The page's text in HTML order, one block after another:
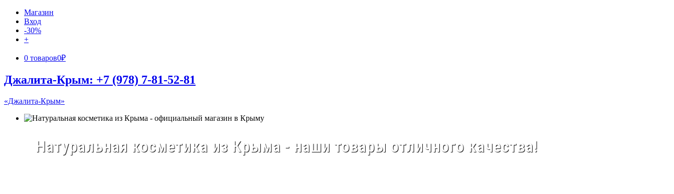
Магазин
Вход
-30%
+
0 товаров0₽
Джалита-Крым: +7 (978) 7-81-52-81
«Джалита-Крым»
Натуральная косметика из Крыма - наши товары отличного качества!